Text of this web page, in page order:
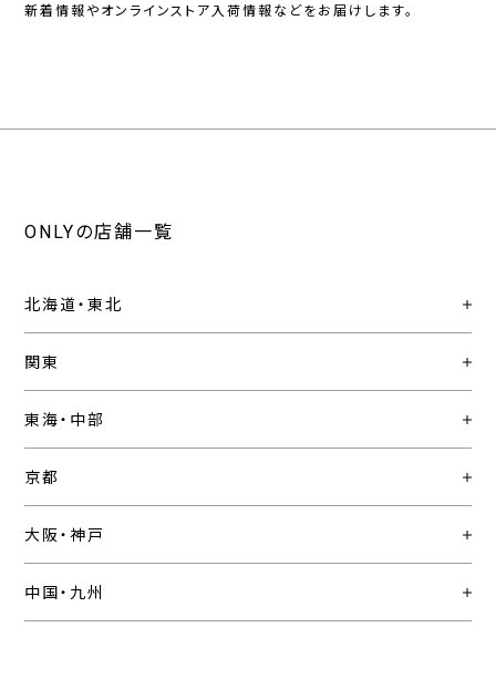
新着情報やオンラインストア入荷情報などをお届けします。
ONLYの店舗一覧
北海道・東北
関東
東海・中部
京都
大阪・神戸
中国・九州